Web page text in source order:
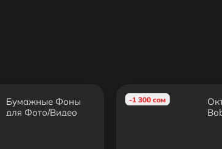
Бумажные Фоны
для Фото/Видео
-1 300 сом